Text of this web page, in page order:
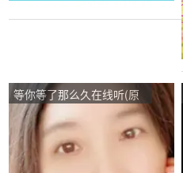
等你等了那么久在线听(原
唱是红蔷薇)，安庆霸王演
唱点播:204次